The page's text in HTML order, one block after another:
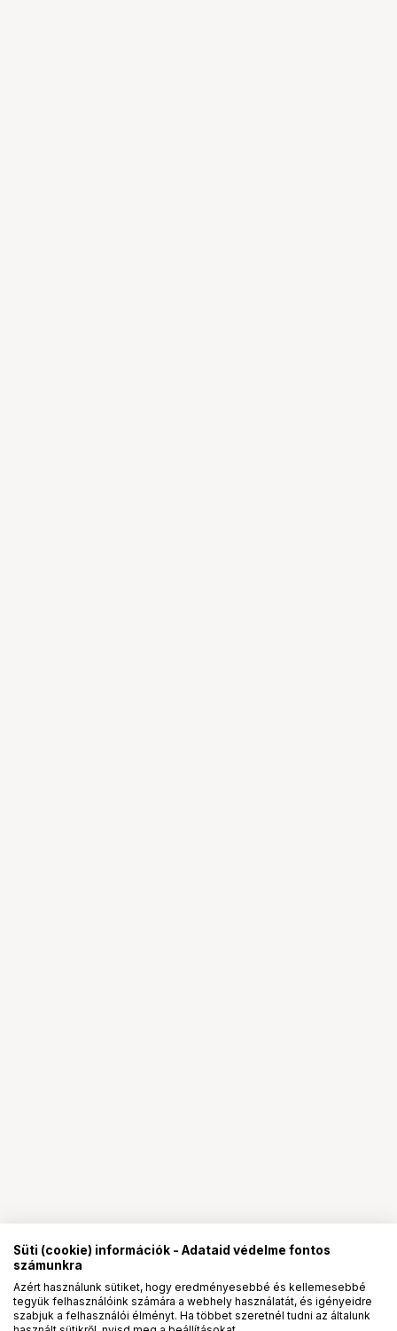
PROpartnerségek
Süti (cookie) információk - Adataid védelme fontos
számunkra
Azért használunk sütiket, hogy eredményesebbé és kellemesebbé
tegyük felhasználóink számára a webhely használatát, és igényeidre
szabjuk a felhasználói élményt. Ha többet szeretnél tudni az általunk